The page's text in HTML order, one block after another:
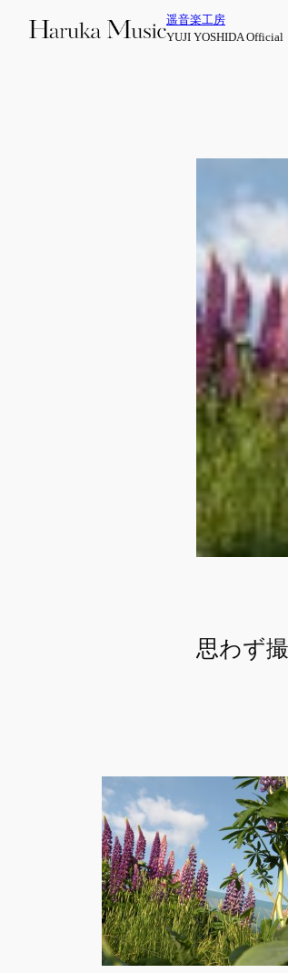
遥音楽工房
YUJI YOSHIDA Official
思わず